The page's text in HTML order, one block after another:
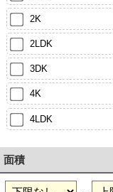
2K
2LDK
3DK
4K
4LDK
面積